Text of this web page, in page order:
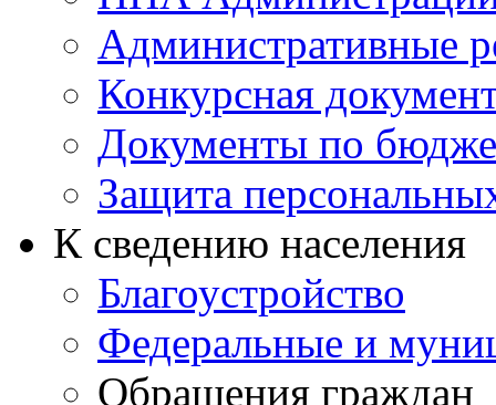
Административные
Конкурсная
Документы по
Защита
К сведению населения
Благоустройство
Федеральные и
Обращения граждан